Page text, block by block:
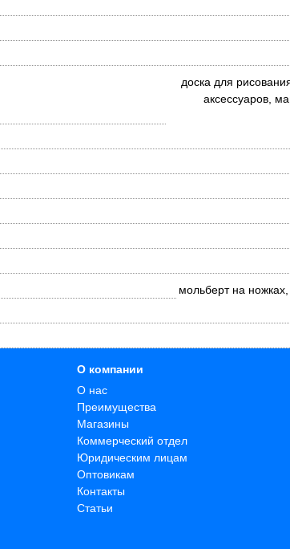
доска для
аксессуаров,
мольберт на
О компании
О нас
Преимущества
Магазины
Коммерческий отдел
Юридическим лицам
Оптовикам
Контакты
Статьи